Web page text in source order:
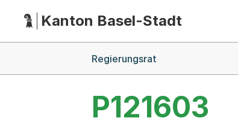
HauptnavigationKanton Basel-Stadt
Regierungsrat
P121603